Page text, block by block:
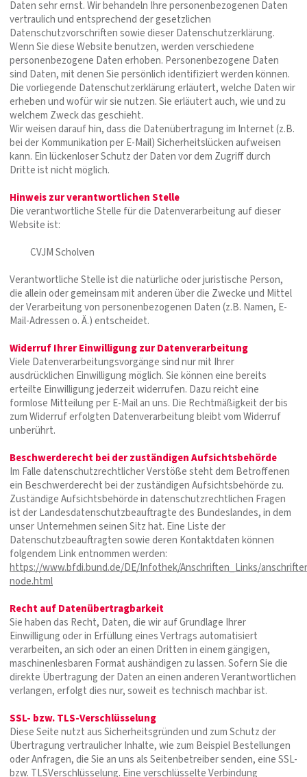
Daten sehr ernst. Wir behandeln Ihre personenbezogenen Daten
vertraulich und entsprechend der gesetzlichen
Datenschutzvorschriften sowie dieser Datenschutzerklärung.
Wenn Sie diese Website benutzen, werden verschiedene
personenbezogene Daten erhoben. Personenbezogene Daten
sind Daten, mit denen Sie persönlich identifiziert werden können.
Die vorliegende Datenschutzerklärung erläutert, welche Daten wir
erheben und wofür wir sie nutzen. Sie erläutert auch, wie und zu
welchem Zweck das geschieht.
Wir weisen darauf hin, dass die Datenübertragung im Internet (z.B.
bei der Kommunikation per E-Mail) Sicherheitslücken aufweisen
kann. Ein lückenloser Schutz der Daten vor dem Zugriff durch
Dritte ist nicht möglich.
Hinweis zur verantwortlichen Stelle
Die verantwortliche Stelle für die Datenverarbeitung auf dieser
Website ist:
CVJM Scholven
Verantwortliche Stelle ist die natürliche oder juristische Person,
die allein oder gemeinsam mit anderen über die Zwecke und Mittel
der Verarbeitung von personenbezogenen Daten (z.B. Namen, E-
Mail-Adressen o. Ä.) entscheidet.
Widerruf Ihrer Einwilligung zur Datenverarbeitung
Viele Datenverarbeitungsvorgänge sind nur mit Ihrer
ausdrücklichen Einwilligung möglich. Sie können eine bereits
erteilte Einwilligung jederzeit widerrufen. Dazu reicht eine
formlose Mitteilung per E-Mail an uns. Die Rechtmäßigkeit der bis
zum Widerruf erfolgten Datenverarbeitung bleibt vom Widerruf
unberührt.
Beschwerderecht bei der zuständigen Aufsichtsbehörde
Im Falle datenschutzrechtlicher Verstöße steht dem Betroffenen
ein Beschwerderecht bei der zuständigen Aufsichtsbehörde zu.
Zuständige Aufsichtsbehörde in datenschutzrechtlichen Fragen
ist der Landesdatenschutzbeauftragte des Bundeslandes, in dem
unser Unternehmen seinen Sitz hat. Eine Liste der
Datenschutzbeauftragten sowie deren Kontaktdaten können
folgendem Link entnommen werden:
https://www.bfdi.bund.de/DE/Infothek/Anschriften_Links/
node.html
Recht auf Datenübertragbarkeit
Sie haben das Recht, Daten, die wir auf Grundlage Ihrer
Einwilligung oder in Erfüllung eines Vertrags automatisiert
verarbeiten, an sich oder an einen Dritten in einem gängigen,
maschinenlesbaren Format aushändigen zu lassen. Sofern Sie die
direkte Übertragung der Daten an einen anderen Verantwortlichen
verlangen, erfolgt dies nur, soweit es technisch machbar ist.
SSL- bzw. TLS-Verschlüsselung
Diese Seite nutzt aus Sicherheitsgründen und zum Schutz der
Übertragung vertraulicher Inhalte, wie zum Beispiel Bestellungen
oder Anfragen, die Sie an uns als Seitenbetreiber senden, eine SSL-
bzw. TLSVerschlüsselung. Eine verschlüsselte Verbindung